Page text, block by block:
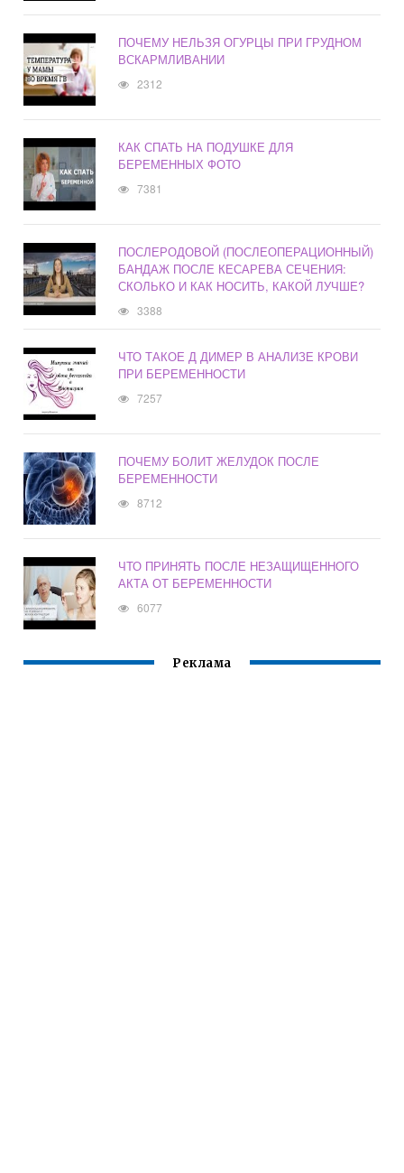
ПОЧЕМУ НЕЛЬЗЯ ОГУРЦЫ ПРИ ГРУДНОМ
ВСКАРМЛИВАНИИ
2312
КАК СПАТЬ НА ПОДУШКЕ ДЛЯ
БЕРЕМЕННЫХ ФОТО
7381
ПОСЛЕРОДОВОЙ (ПОСЛЕОПЕРАЦИОННЫЙ)
БАНДАЖ ПОСЛЕ КЕСАРЕВА СЕЧЕНИЯ:
СКОЛЬКО И КАК НОСИТЬ, КАКОЙ ЛУЧШЕ?
3388
ЧТО ТАКОЕ Д ДИМЕР В АНАЛИЗЕ КРОВИ
ПРИ БЕРЕМЕННОСТИ
7257
ПОЧЕМУ БОЛИТ ЖЕЛУДОК ПОСЛЕ
БЕРЕМЕННОСТИ
8712
ЧТО ПРИНЯТЬ ПОСЛЕ НЕЗАЩИЩЕННОГО
АКТА ОТ БЕРЕМЕННОСТИ
6077
Реклама